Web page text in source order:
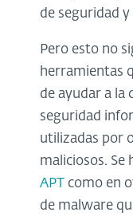
de seguridad
Pero esto no
herramientas
de ayudar a la
seguridad
utilizadas por
maliciosos.
APT como en
de malware